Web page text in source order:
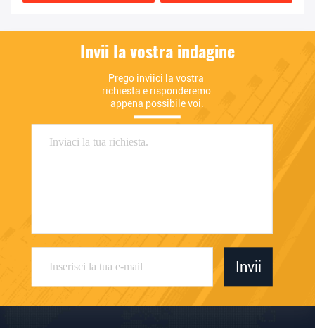
Invii la vostra indagine
Prego inviici la vostra
richiesta e risponderemo
appena possibile voi.
Invii